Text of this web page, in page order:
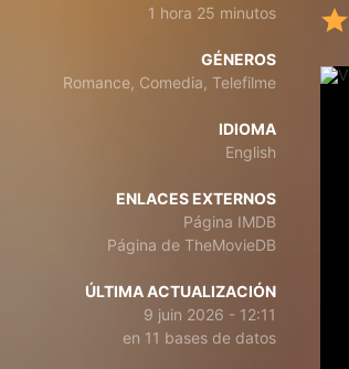
1 hora 25 minutos
GÉNEROS
Romance, Comedia, Telefilme
IDIOMA
English
ENLACES EXTERNOS
Página IMDB
Página de TheMovieDB
ÚLTIMA ACTUALIZACIÓN
9 juin 2026 - 12:11
en 11 bases de datos